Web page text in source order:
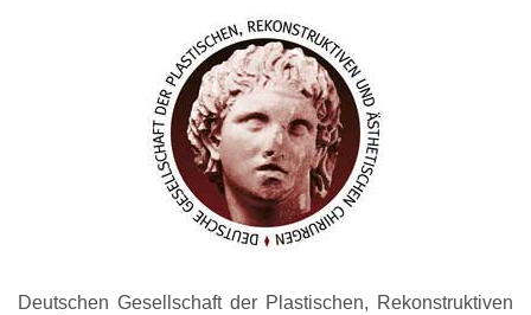
Deutschen Gesellschaft der Plastischen, Rekonstruktiven